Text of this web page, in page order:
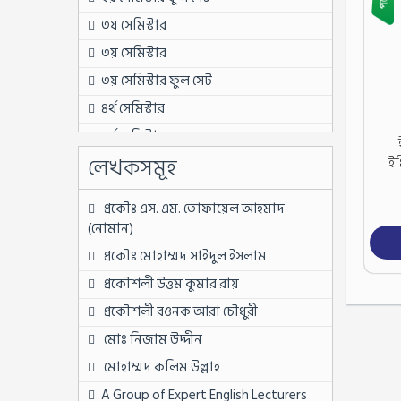
৩য় সেমিস্টার
৩য় সেমিস্টার
৩য় সেমিস্টার ফুল সেট
৪র্থ সেমিস্টার
৪র্থ সেমিস্টার
৪র্থ সেমিস্টার ফুল সেট
৫ম সেমিস্টার
৫ম সেমিস্টার
৫ম সেমিস্টার ফুল সেট
৬ষ্ঠ সেমিস্টার
৬ষ্ঠ সেমিস্টার
৬ষ্ঠ সেমিস্টার ফুল সেট
৬ষ্ঠ সেমিস্টার ফুল সেট
৭ম সেমিস্টার
লেখকসমূহ
প্রকৌঃ এস. এম. তোফায়েল আহমাদ
(নোমান)
প্রকৌঃ মোহাম্মদ সাইদুল ইসলাম
প্রকৌশলী উত্তম কুমার রায়
প্রকৌশলী রওনক আরা চৌধুরী
মোঃ নিজাম উদ্দীন
মোহাম্মদ কলিম উল্লাহ
A Group of Expert English Lecturers